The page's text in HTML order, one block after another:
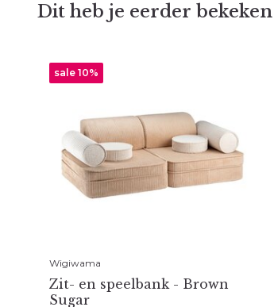
Dit heb je eerder bekeken
sale 10%
Wigiwama
Zit- en speelbank - Brown
Sugar